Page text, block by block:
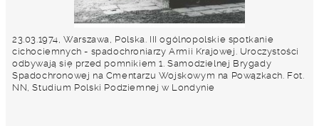
23.03.1974, Warszawa, Polska. III ogólnopolskie spotkanie
cichociemnych - spadochroniarzy Armii Krajowej. Uroczystości
odbywają się przed pomnikiem 1. Samodzielnej Brygady
Spadochronowej na Cmentarzu Wojskowym na Powązkach. Fot.
NN, Studium Polski Podziemnej w Londynie